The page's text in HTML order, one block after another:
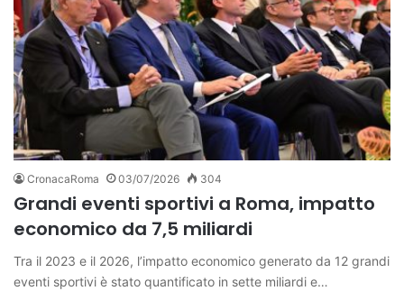
CronacaRoma 03/07/2026 304
Grandi eventi sportivi a Roma, impatto
economico da 7,5 miliardi
Tra il 2023 e il 2026, l’impatto economico generato da 12 grandi
eventi sportivi è stato quantificato in sette miliardi e…